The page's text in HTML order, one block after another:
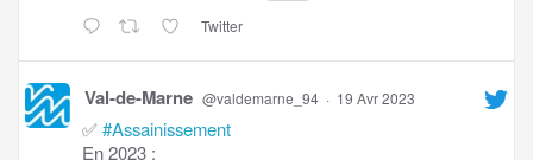
Twitter
Val-de-Marne @valdemarne_94 · 19 Avr 2023
✅#Assainissement
En 2023 :